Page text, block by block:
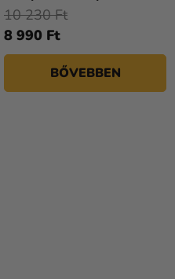
8 990 Ft
10 230 Ft
BŐVEBBEN